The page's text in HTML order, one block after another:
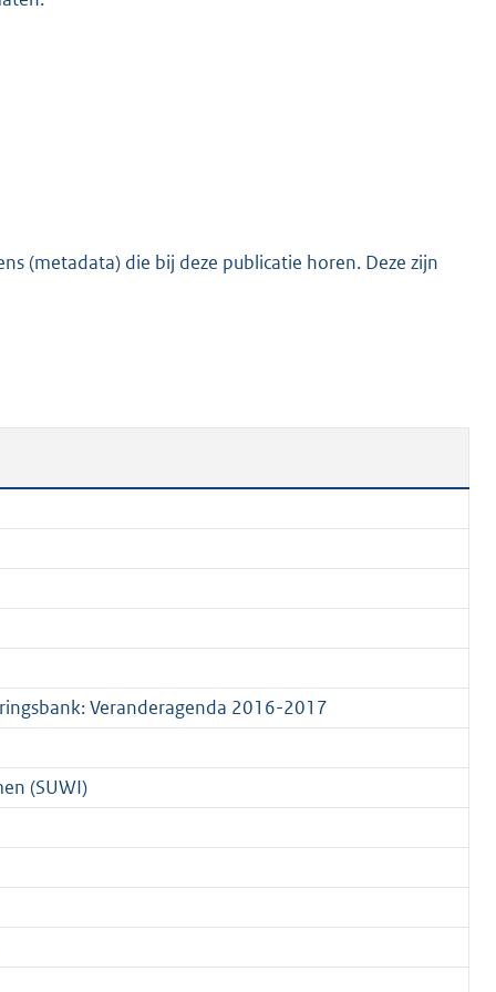
(metadata) die bij deze publicatie horen. Deze zijn
Veranderagenda 2016-2017
(SUWI)